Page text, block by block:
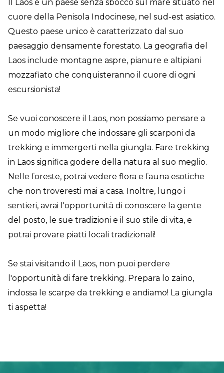
Il Laos è un paese senza sbocco sul mare situato nel
cuore della Penisola Indocinese, nel sud-est asiatico.
Questo paese unico è caratterizzato dal suo
paesaggio densamente forestato. La geografia del
Laos include montagne aspre, pianure e altipiani
mozzafiato che conquisteranno il cuore di ogni
escursionista!
Se vuoi conoscere il Laos, non possiamo pensare a
un modo migliore che indossare gli scarponi da
trekking e immergerti nella giungla. Fare trekking
in Laos significa godere della natura al suo meglio.
Nelle foreste, potrai vedere flora e fauna esotiche
che non troveresti mai a casa. Inoltre, lungo i
sentieri, avrai l'opportunità di conoscere la gente
del posto, le sue tradizioni e il suo stile di vita, e
potrai provare piatti locali tradizionali!
Se stai visitando il Laos, non puoi perdere
l'opportunità di fare trekking. Prepara lo zaino,
indossa le scarpe da trekking e andiamo! La giungla
ti aspetta!